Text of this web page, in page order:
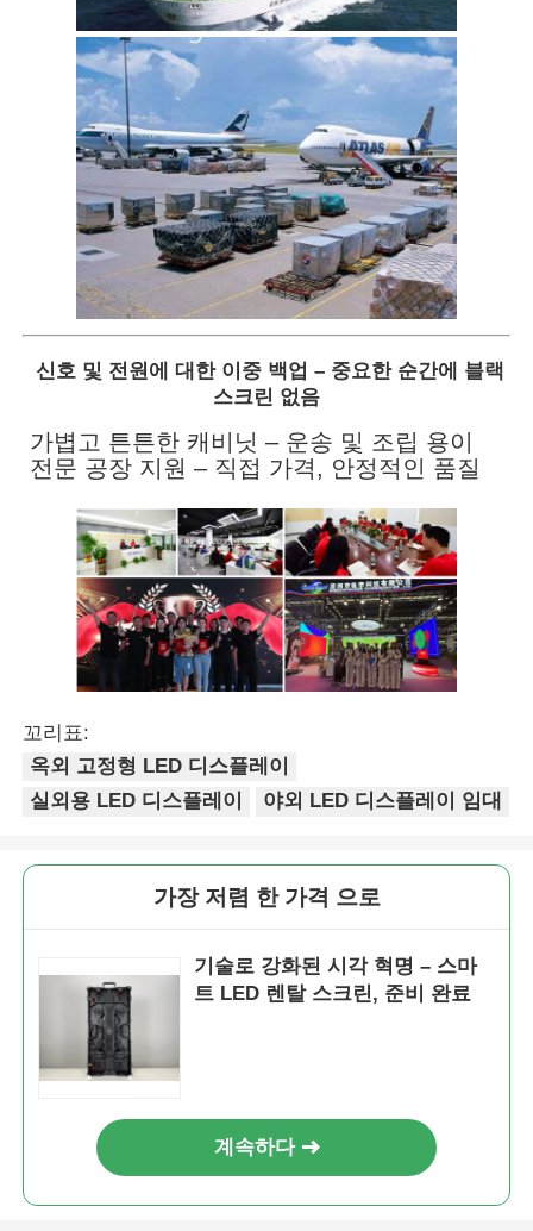
신호 및 전원에 대한 이중 백업 – 중요한 순간에 블랙
스크린 없음
가볍고 튼튼한 캐비닛 – 운송 및 조립 용이
전문 공장 지원 – 직접 가격, 안정적인 품질
꼬리표:
옥외 고정형 LED 디스플레이
실외용 LED 디스플레이
야외 LED 디스플레이 임대
가장 저렴 한 가격 으로
기술로 강화된 시각 혁명 – 스마
트 LED 렌탈 스크린, 준비 완료
계속하다